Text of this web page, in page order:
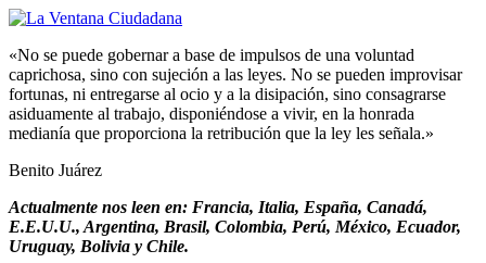
«No se puede gobernar a base de impulsos de una voluntad
caprichosa, sino con sujeción a las leyes. No se pueden improvisar
fortunas, ni entregarse al ocio y a la disipación, sino consagrarse
asiduamente al trabajo, disponiéndose a vivir, en la honrada
medianía que proporciona la retribución que la ley les señala.»
Benito Juárez
Actualmente nos leen en: Francia, Italia, España, Canadá,
E.E.U.U., Argentina, Brasil, Colombia, Perú, México, Ecuador,
Uruguay, Bolivia y Chile.